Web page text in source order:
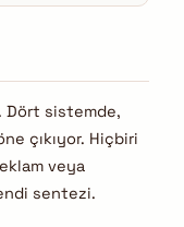
Dört sistemde,
çıkıyor. Hiçbiri
veya
sentezi.